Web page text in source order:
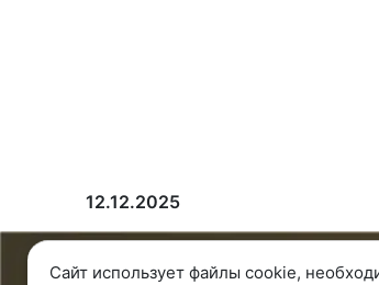
12.12.2025
8 343 287 51 45
Сайт использует файлы cookie,